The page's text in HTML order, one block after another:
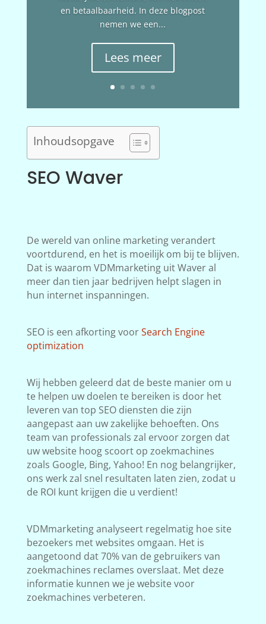
en betaalbaarheid. In deze blogpost
nemen we een...
Lees meer
Inhoudsopgave
SEO Waver
De wereld van online marketing verandert
voortdurend, en het is moeilijk om bij te blijven.
Dat is waarom VDMmarketing uit Waver al
meer dan tien jaar bedrijven helpt slagen in
hun internet inspanningen.
SEO is een afkorting voorSearch Engine
optimization
Wij hebben geleerd dat de beste manier om u
te helpen uw doelen te bereiken is door het
leveren van top SEO diensten die zijn
aangepast aan uw zakelijke behoeften. Ons
team van professionals zal ervoor zorgen dat
uw website hoog scoort op zoekmachines
zoals Google, Bing, Yahoo! En nog belangrijker,
ons werk zal snel resultaten laten zien, zodat u
de ROI kunt krijgen die u verdient!
VDMmarketing analyseert regelmatig hoe site
bezoekers met websites omgaan. Het is
aangetoond dat 70% van de gebruikers van
zoekmachines reclames overslaat. Met deze
informatie kunnen we je website voor
zoekmachines verbeteren.